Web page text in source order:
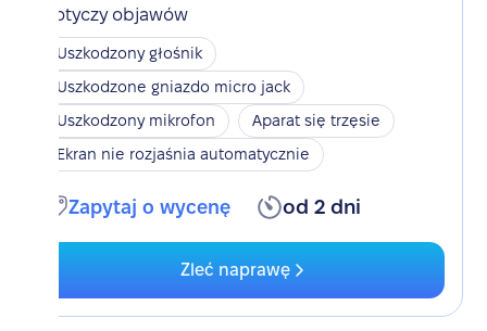
Dotyczy objawów
Uszkodzony głośnik
Uszkodzone gniazdo micro jack
Uszkodzony mikrofon
Aparat się trzęsie
Ekran nie rozjaśnia automatycznie
Zapytaj o wycenę od 2 dni
Zleć naprawę